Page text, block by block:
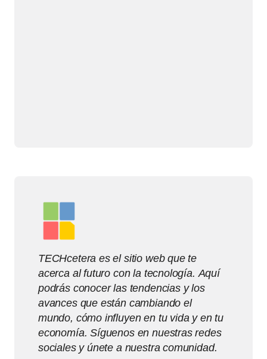
TECHcetera es el sitio web que te
acerca al futuro con la tecnología. Aquí
podrás conocer las tendencias y los
avances que están cambiando el
mundo, cómo influyen en tu vida y en tu
economía. Síguenos en nuestras redes
sociales y únete a nuestra comunidad.